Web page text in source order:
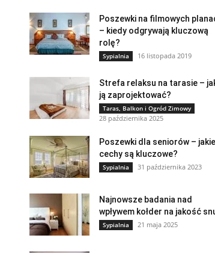
Poszewki na filmowych
– kiedy odgrywają kluczową
rolę?
Sypialnia 16 listopada 2019
Strefa relaksu na tarasie –
ją zaprojektować?
Taras, Balkon i Ogród Zimowy
28 października 2025
Poszewki dla seniorów – jakie
cechy są kluczowe?
Sypialnia 31 października 2023
Najnowsze badania nad
wpływem kołder na jakość
Sypialnia 21 maja 2025